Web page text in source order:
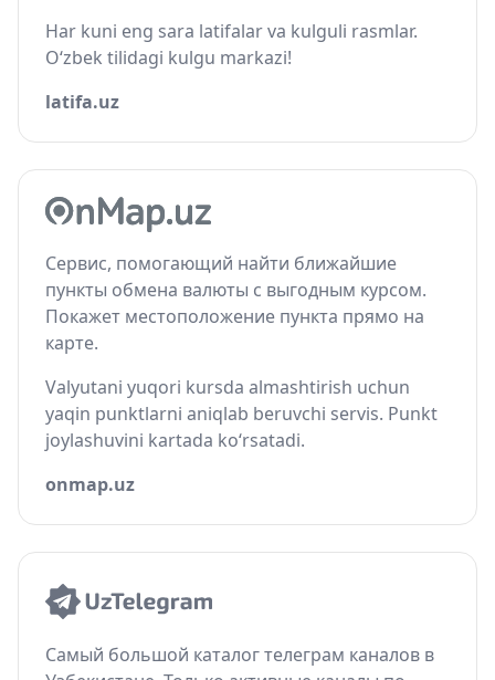
Har kuni eng sara latifalar va kulguli rasmlar.
O‘zbek tilidagi kulgu markazi!
latifa.uz
Сервис, помогающий найти ближайшие
пункты обмена валюты с выгодным курсом.
Покажет местоположение пункта прямо на
карте.
Valyutani yuqori kursda almashtirish uchun
yaqin punktlarni aniqlab beruvchi servis. Punkt
joylashuvini kartada ko‘rsatadi.
onmap.uz
Самый большой каталог телеграм каналов в